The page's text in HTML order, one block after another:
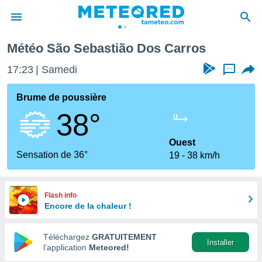
de
en
Météo São Sebastião Dos Carros
17:23 Samedi ...
Brume de poussière
38°
Sensation de 36°
Ouest
19
38 km/h
Flash info
Encore de la chaleur !
Téléchargez GRATUITEMENT
l’application Meteored!
Installer